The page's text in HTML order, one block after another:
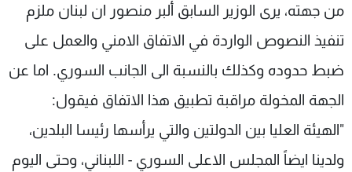
من جهته، يرى الوزير السابق ألبر منصور ان لبنان ملزم
تنفيذ النصوص الواردة في الاتفاق الامني والعمل على
ضبط حدوده وكذلك بالنسبة الى الجانب السوري. اما عن
الجهة المخولة مراقبة تطبيق هذا الاتفاق فيقول:
"الهيئة العليا بين الدولتين والتي يرأسها رئيسا البلدين،
ولدينا ايضاً المجلس الاعلى السوري - اللبناني، وحتى اليوم